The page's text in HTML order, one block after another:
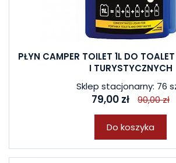
PŁYN CAMPER TOILET 1L DO
I TURYSTYCZNYCH
Sklep stacjonarny: 76
79,00 zł 90,00 zł
Do koszyka